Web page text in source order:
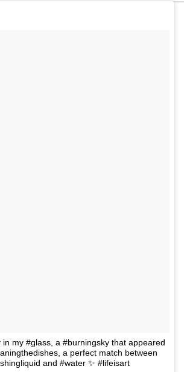
in my #glass, a #burningsky that appeared
a perfect match between
and #water ✨ #lifeisart